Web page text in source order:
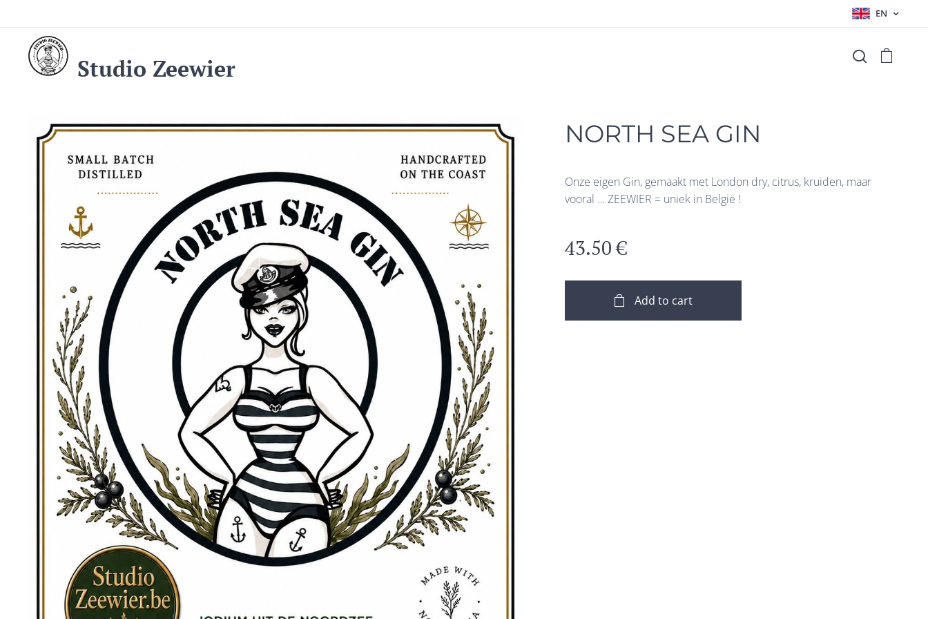
EN
Studio Zeewier
NORTH SEA GIN
Onze eigen Gin, gemaakt met London dry, citrus, kruiden, maar
vooral … ZEEWIER = uniek in België !
43.50€
Add to cart